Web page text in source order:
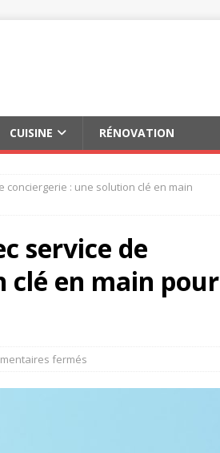
CUISINE RÉNOVATION
: une solution clé en main
service de
clé en main pour
fermés